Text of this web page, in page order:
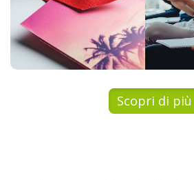
Scopri di più